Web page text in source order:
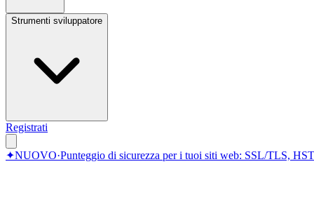
Strumenti sviluppatore
Registrati
✦NUOVO·Punteggio di sicurezza per i tuoi siti web: SSL/TLS,